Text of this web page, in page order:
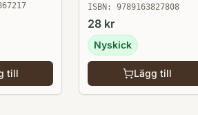
till
ISBN: 9789163827808
28 kr
Nyskick
Lägg till